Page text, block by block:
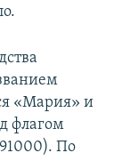
«Мария» и
флагом
По